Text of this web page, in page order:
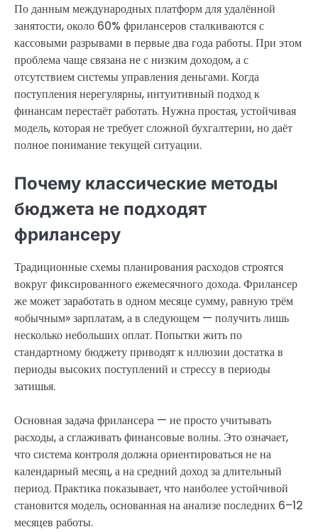
По данным международных платформ для удалённой
занятости, около 60% фрилансеров сталкиваются с
кассовыми разрывами в первые два года работы. При этом
проблема чаще связана не с низким доходом, а с
отсутствием системы управления деньгами. Когда
поступления нерегулярны, интуитивный подход к
финансам перестаёт работать. Нужна простая, устойчивая
модель, которая не требует сложной бухгалтерии, но даёт
полное понимание текущей ситуации.
Почему классические методы
бюджета не подходят
фрилансеру
Традиционные схемы планирования расходов строятся
вокруг фиксированного ежемесячного дохода. Фрилансер
же может заработать в одном месяце сумму, равную трём
«обычным» зарплатам, а в следующем — получить лишь
несколько небольших оплат. Попытки жить по
стандартному бюджету приводят к иллюзии достатка в
периоды высоких поступлений и стрессу в периоды
затишья.
Основная задача фрилансера — не просто учитывать
расходы, а сглаживать финансовые волны. Это означает,
что система контроля должна ориентироваться не на
календарный месяц, а на средний доход за длительный
период. Практика показывает, что наиболее устойчивой
становится модель, основанная на анализе последних 6–12
месяцев работы.